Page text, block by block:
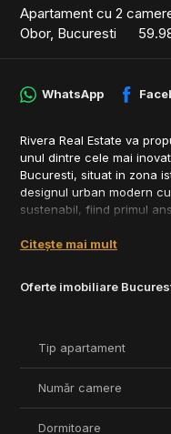
Apartament cu 2
Obor, Bucuresti
Oferte imobiliare
WhatsApp
Rivera Real Estate va
unul dintre cele mai
Bucuresti, situat in zona
designul urban modern
sustenabil, fiind primul
• Stadiu: In constructie
• Piscine infinity pe
• Piste de alergare, parc
• Centre de fitness, sali
• Crese, gradinite si
Citește mai mult
Tip apartament
Număr camere
Dormitoare